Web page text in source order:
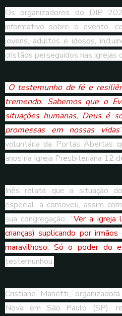
Os organizadores do DIP
informativo sobre o evento,
jovens, adultos e idosos,
cristãos perseguidos nas igrejas
“O testemunho de fé e
tremendo. Sabemos que o
situações humanas, Deus é
promessas em nossas vidas
voluntária da Portas Abertas
anos na Igreja Presbiteriana 12
Inês relata que a situação
especial, a comoveu, assim
sua congregação: “Ver a igreja
crianças) suplicando por
maravilhoso. Só o poder do
testemunhou.
Cristiane Manetti,
Nova em São Paulo (SP),